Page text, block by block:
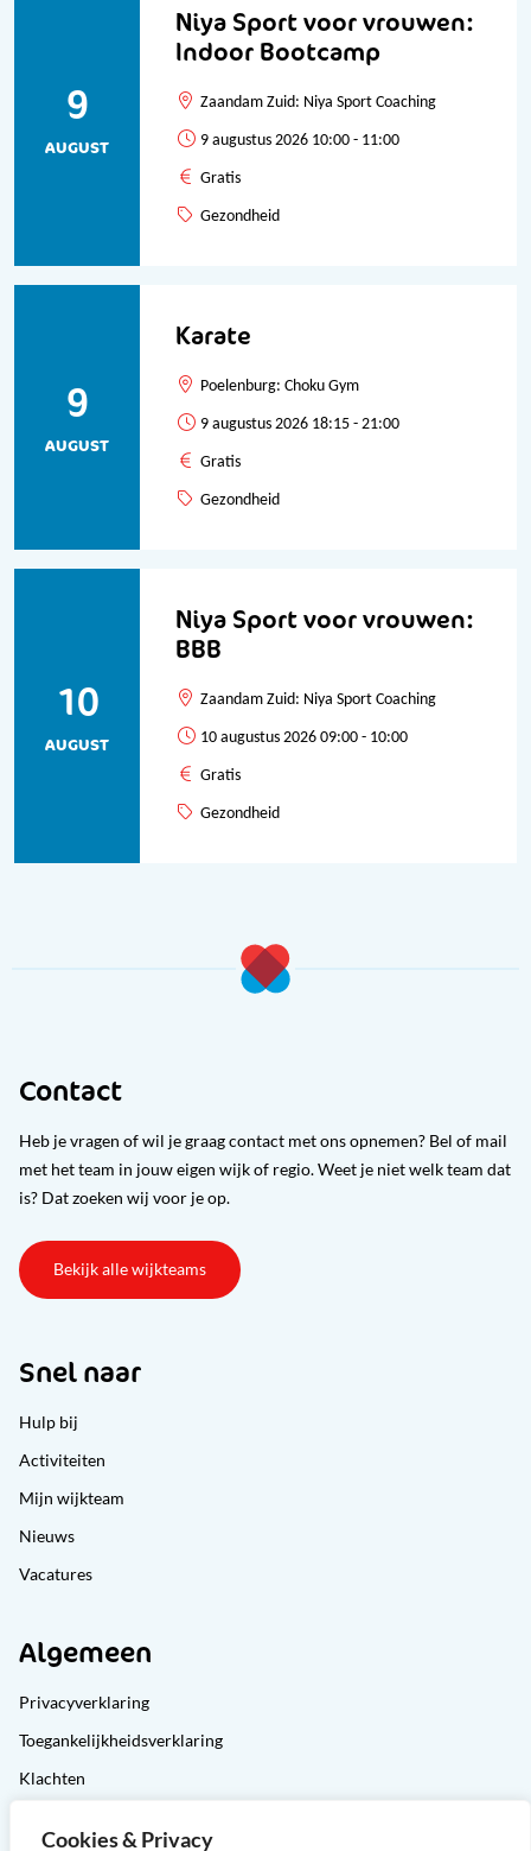
Cookies & Privacy
Niya Sport voor vrouwen:
Indoor Bootcamp
9
AUGUST
Zaandam Zuid: Niya Sport Coaching
9 augustus 2026 10:00 - 11:00
Gratis
Gezondheid
Karate
9
AUGUST
Poelenburg: Choku Gym
9 augustus 2026 18:15 - 21:00
Gratis
Gezondheid
Niya Sport voor vrouwen:
BBB
10
AUGUST
Zaandam Zuid: Niya Sport Coaching
10 augustus 2026 09:00 - 10:00
Gratis
Gezondheid
Contact
Heb je vragen of wil je graag contact met ons opnemen? Bel of mail
met het team in jouw eigen wijk of regio. Weet je niet welk team dat
is? Dat zoeken wij voor je op.
Bekijk alle wijkteams
Snel naar
Hulp bij
Activiteiten
Mijn wijkteam
Nieuws
Vacatures
Algemeen
Privacyverklaring
Toegankelijkheidsverklaring
Klachten